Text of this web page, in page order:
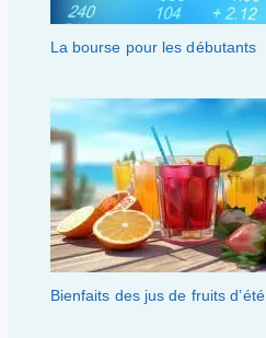
La bourse pour les débutants
Bienfaits des jus de fruits d’été